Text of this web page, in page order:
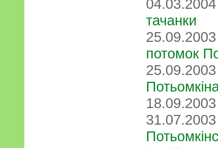
тачанки
потомок